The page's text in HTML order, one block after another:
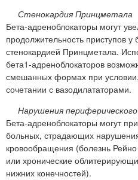
Стенокардия Принцметала
Бета-адреноблокаторы могут
продолжительность приступов
стенокардией Принцметала.
бета1-адреноблокаторов
смешанных формах при
сочетании с вазодилататорами.
Нарушения
Бета-адреноблокаторы могут
больных, страдающих
кровообращения (болезнь
или хронические
нижних конечностей).